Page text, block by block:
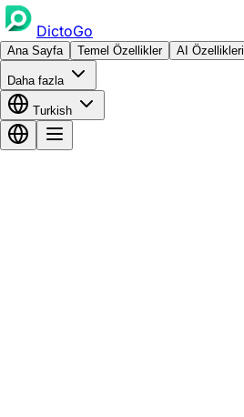
DictoGo
Ana Sayfa Temel Özellikler AI Özellikleri
Daha fazla
Turkish